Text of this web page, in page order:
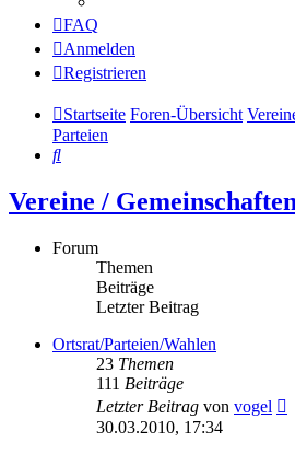
FAQ
Anmelden
Registrieren
Startseite Foren-Übersicht
Parteien
Suche
Vereine /
Forum
Themen
Beiträge
Letzter Beitrag
Ortsrat/Parteien/Wahlen
23 Themen
111 Beiträge
Letzter Beitrag von vogel
30.03.2010, 17:34